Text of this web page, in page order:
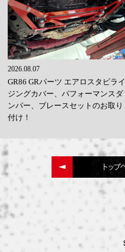
2026.08.07
GR86 GRパーツ エアロスタビライ
ジングカバー、パフォーマンスダ
ンパー、ブレースセットのお取り
付け！